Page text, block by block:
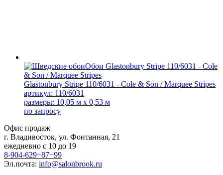
Glastonbury Stripe 110/6031 - Cole & Son / Marquee Stripes
артикул: 110/6031
размеры: 10,05 м x 0,53 м
по запросу
Офис продаж
г. Владивосток, ул. Фонтанная, 21
ежедневно с 10 до 19
8-904-629−87−99
Эл.почта: info@salonbrook.ru